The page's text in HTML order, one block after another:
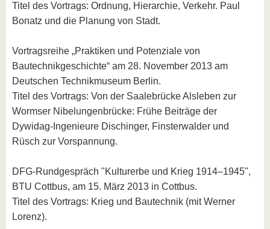
Titel des Vortrags: Ordnung, Hierarchie, Verkehr. Paul
Bonatz und die Planung von Stadt.
Vortragsreihe „Praktiken und Potenziale von
Bautechnikgeschichte“ am 28. November 2013 am
Deutschen Technikmuseum Berlin.
Titel des Vortrags: Von der Saalebrücke Alsleben zur
Wormser Nibelungenbrücke: Frühe Beiträge der
Dywidag-Ingenieure Dischinger, Finsterwalder und
Rüsch zur Vorspannung.
DFG-Rundgespräch "Kulturerbe und Krieg 1914–1945",
BTU Cottbus, am 15. März 2013 in Cottbus.
Titel des Vortrags: Krieg und Bautechnik (mit Werner
Lorenz).